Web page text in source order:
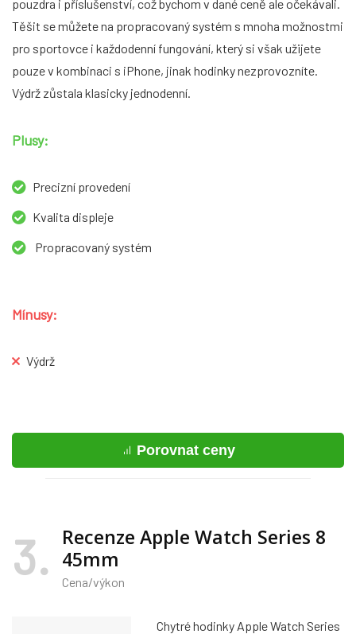
pouzdra i příslušenství, což bychom v dané ceně ale očekávali.
Těšit se můžete na propracovaný systém s mnoha možnostmi
pro sportovce i každodenní fungování, který si však užijete
pouze v kombinaci s iPhone, jinak hodinky nezprovozníte.
Výdrž zůstala klasicky jednodenní.
Plusy:
Precizní provedení
Kvalita displeje
Propracovaný systém
Mínusy:
Výdrž
Porovnat ceny
3
Recenze Apple Watch Series 8
45mm
Cena/výkon
Chytré hodinky Apple Watch Series